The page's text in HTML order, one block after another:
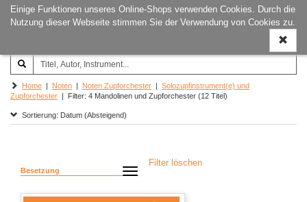
Einige Funktionen unseres Online-Shops verwenden Cookies. Durch die
Nutzung dieser Webseite stimmen Sie der Verwendung von Cookies zu.
ein-/
Joachim‐Trekel‐Musikverlag,
Hamburg
Home | Noten | Noten Zupforchester | Solozupfinstrument(e) und
Zupforchester | Filter: 4 Mandolinen und Zupforchester (12 Titel)
Sortierung: Datum (Absteigend)
Besetzung
Filter löschen